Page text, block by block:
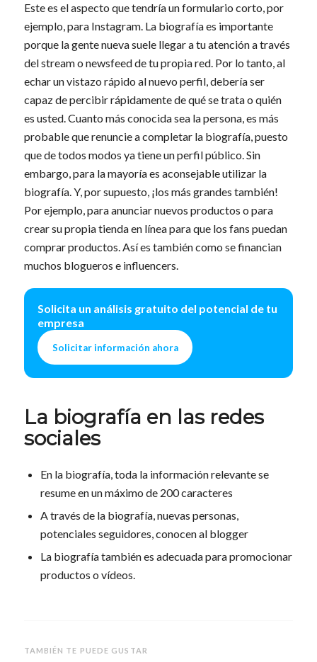
Este es el aspecto que tendría un formulario corto, por
ejemplo, para Instagram. La biografía es importante
porque la gente nueva suele llegar a tu atención a través
del stream o newsfeed de tu propia red. Por lo tanto, al
echar un vistazo rápido al nuevo perfil, debería ser
capaz de percibir rápidamente de qué se trata o quién
es usted. Cuanto más conocida sea la persona, es más
probable que renuncie a completar la biografía, puesto
que de todos modos ya tiene un perfil público. Sin
embargo, para la mayoría es aconsejable utilizar la
biografía. Y, por supuesto, ¡los más grandes también!
Por ejemplo, para anunciar nuevos productos o para
crear su propia tienda en línea para que los fans puedan
comprar productos. Así es también como se financian
muchos blogueros e influencers.
Solicita un análisis gratuito del potencial de tu
empresa
Solicitar información ahora
La biografía en las redes
sociales
En la biografía, toda la información relevante se
resume en un máximo de 200 caracteres
A través de la biografía, nuevas personas,
potenciales seguidores, conocen al blogger
La biografía también es adecuada para promocionar
productos o vídeos.
TAMBIÉN TE PUEDE GUSTAR